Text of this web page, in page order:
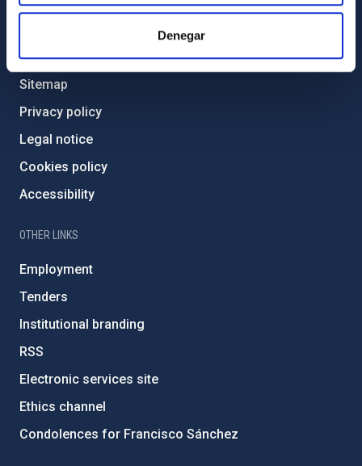
Denegar
IAC Friends
Sitemap
Privacy policy
Legal notice
Cookies policy
Accessibility
OTHER LINKS
Employment
Tenders
Institutional branding
RSS
Electronic services site
Ethics channel
Condolences for Francisco Sánchez